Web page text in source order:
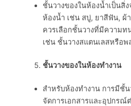
ชั้นวางของในห้องน้ำเป็นสิ่
ห้องน้ำ เช่น สบู่, ยาสีฟัน, ผ้
ควรเลือกชั้นวางที่มีความ
เช่น ชั้นวางสแตนเลสหรือ
ชั้นวางของในห้องทำงาน
สำหรับห้องทำงาน การมีชั้
จัดการเอกสารและอุปกรณ์